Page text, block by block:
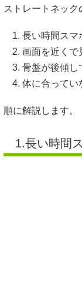
ストレートネック
長い時間スマ
画面を近くで
骨盤が後傾し
体に合ってい
順に解説します。
1.長い時間